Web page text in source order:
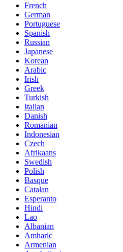
French
German
Portuguese
Spanish
Russian
Japanese
Korean
Arabic
Irish
Greek
Turkish
Italian
Danish
Romanian
Indonesian
Czech
Afrikaans
Swedish
Polish
Basque
Catalan
Esperanto
Hindi
Lao
Albanian
Amharic
Armenian